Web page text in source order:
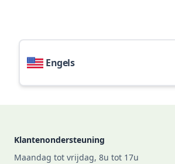
Engels
Klantenondersteuning
Maandag tot vrijdag, 8u tot 17u